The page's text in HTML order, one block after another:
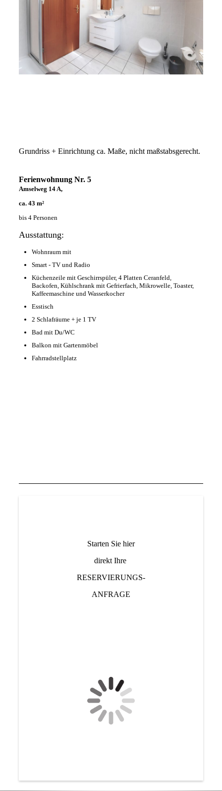
Grundriss + Einrichtung ca. Maße, nicht maßstabsgerecht.
Ferienwohnung Nr. 5
Amselweg 14 A,
ca. 43 m²
bis 4 Personen
Ausstattung:
Wohnraum mit
Smart - TV und Radio
Küchenzeile mit Geschirrspüler, 4 Platten Ceranfeld,
Backofen, Kühlschrank mit Gefrierfach, Mikrowelle, Toaster,
Kaffeemaschine und Wasserkocher
Esstisch
2 Schlafräume + je 1 TV
Bad mit Du/WC
Balkon mit Gartenmöbel
Fahrradstellplatz
Starten Sie hier
direkt Ihre
RESERVIERUNGS-
ANFRAGE